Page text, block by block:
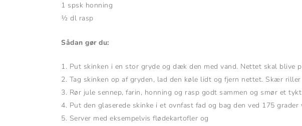
1 spsk honning
½ dl rasp
Sådan gør du:
1. Put skinken i en stor gryde og dæk den med vand. Nettet skal blive
2. Tag skinken op af gryden, lad den køle lidt og fjern nettet. Skær
3. Rør jule sennep, farin, honning og rasp godt sammen og smør et
4. Put den glaserede skinke i et ovnfast fad og bag den ved 175 grader
5. Server med eksempelvis flødekartofler og